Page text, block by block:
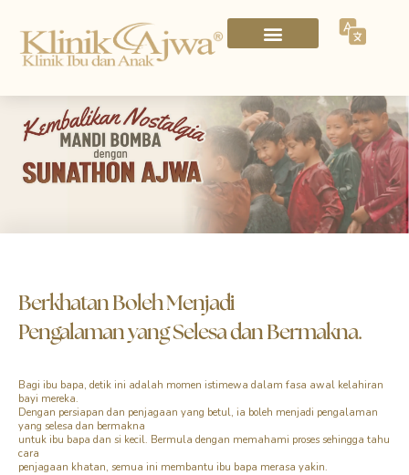
Berkhatan Boleh Menjadi
Pengalaman yang Selesa dan Bermakna.
Bagi ibu bapa, detik ini adalah momen istimewa dalam fasa awal kelahiran
bayi mereka.
Dengan persiapan dan penjagaan yang betul, ia boleh menjadi pengalaman
yang selesa dan bermakna
untuk ibu bapa dan si kecil. Bermula dengan memahami proses sehingga tahu
cara
penjagaan khatan, semua ini membantu ibu bapa merasa yakin.